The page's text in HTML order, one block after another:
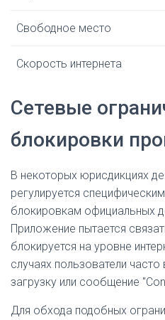
Свободное место
Скорость интернета
Сетевые
блокировки
В некоторых юрисдикциях
регулируется
блокировкам официальных
Приложение пытается
блокируется на уровне
случаях пользователи
загрузку или сообщение
Для обхода подобных